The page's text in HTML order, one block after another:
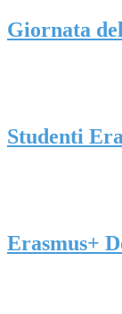
Giornata
Studenti
Erasmus+